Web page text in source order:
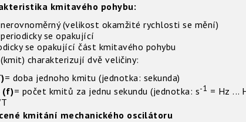
kmitavého pohybu:
(velikost okamžité rychlosti se mění)
se opakující
se opakující část kmitavého pohybu
charakterizují dvě veličiny:
= doba jednoho kmitu (jednotka: sekunda)
(f)= počet kmitů za jednu sekundu (jednotka: s-1 = Hz ...
kmitání mechanického oscilátoru